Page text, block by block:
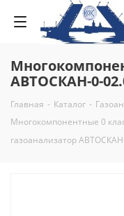
АВТОСКАН-0-
Главная - Каталог -
Многокомпонентные 0
газоанализатор